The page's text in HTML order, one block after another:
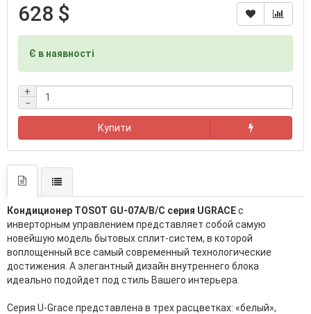
628 $
Є в наявності
+
−
Купити
Кондиционер TOSOT GU-07A/B/C серия UGRACEс
инверторным управлением представляет собой самую
новейшую модель бытовых сплит-систем, в которой
воплощенный все самый современный технологические
достижения. А элегантный дизайн внутреннего блока
идеально подойдет под стиль Вашего интерьера.
Серия U-Grace представлена в трех расцветках: «белый»,